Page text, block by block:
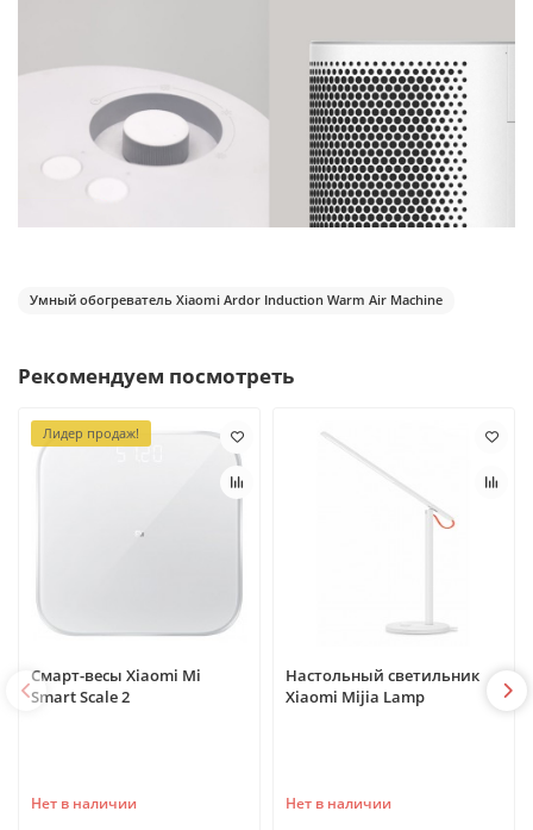
Умный обогреватель Xiaomi Ardor Induction Warm Air Machine
Рекомендуем посмотреть
Лидер продаж!
Смарт-весы Xiaomi Mi
Smart Scale 2
Нет в наличии
Настольный светильник
Xiaomi Mijia Lamp
Нет в наличии